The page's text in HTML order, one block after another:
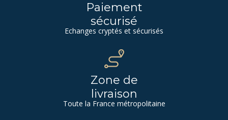
Paiement
sécurisé
Echanges cryptés et sécurisés
Zone de
livraison
Toute la France métropolitaine